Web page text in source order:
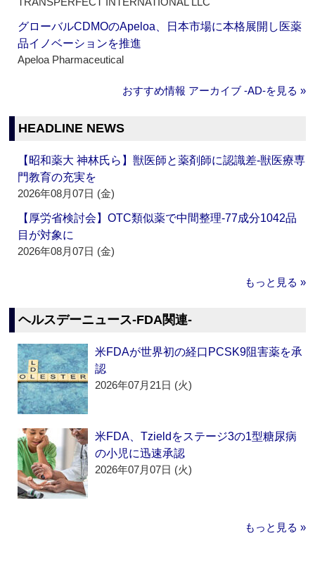
グローバルCDMOのApeloa、日本市場に本格展開し医薬
品イノベーションを推進
Apeloa Pharmaceutical
おすすめ情報 アーカイブ ‐AD‐を見る »
HEADLINE NEWS
【昭和薬大 神林氏ら】獣医師と薬剤師に認識差‐獣医療専
門教育の充実を
2026年08月07日 (金)
【厚労省検討会】OTC類似薬で中間整理‐77成分1042品
目が対象に
2026年08月07日 (金)
もっと見る »
ヘルスデーニュース‐FDA関連‐
米FDAが世界初の経口PCSK9阻害薬を承
認
2026年07月21日 (火)
米FDA、Tzieldをステージ3の1型糖尿病
の小児に迅速承認
2026年07月07日 (火)
もっと見る »